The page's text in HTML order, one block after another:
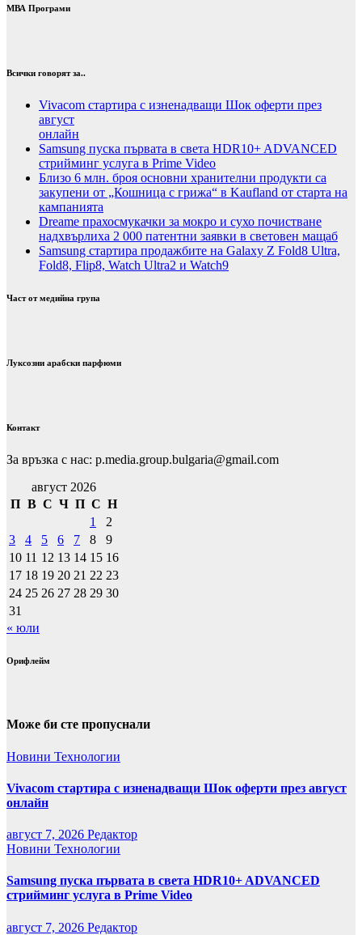
МВА Програми
Всички говорят за..
Vivacom стартира с изненадващи Шок оферти през
август
онлайн
Samsung пуска първата в света HDR10+ ADVANCED
стрийминг услуга в Prime Video
Близо 6 млн. броя основни хранителни продукти са
закупени от „Кошница с грижа“ в Kaufland от старта на
кампанията
Dreame прахосмукачки за мокро и сухо почистване
надхвърлиха 2 000 патентни заявки в световен мащаб
Samsung стартира продажбите на Galaxy Z Fold8 Ultra,
Fold8, Flip8, Watch Ultra2 и Watch9
Част от медийна група
Луксозни арабски парфюми
Контакт
За връзка с нас: p.media.group.bulgaria@gmail.com
август 2026
П В С Ч П С Н
1
2
3
4 5 6 7 8
9
10 11 12 13 14 15 16
17 18 19 20 21 22 23
24 25 26 27 28 29 30
31
« юли
Орифлейм
Може би сте пропуснали
Новини Технологии
Vivacom стартира с изненадващи Шок оферти през август
онлайн
август 7, 2026 Редактор
Новини Технологии
Samsung пуска първата в света HDR10+ ADVANCED
стрийминг услуга в Prime Video
август 7, 2026 Редактор